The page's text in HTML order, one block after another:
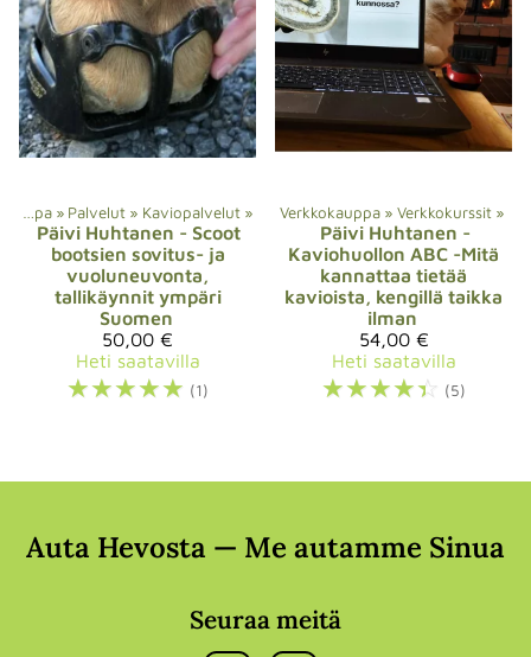
‪» Palvelut ‪» Kaviopalvelut ‪»
Päivi Huhtanen - Scoot
bootsien sovitus- ja
vuoluneuvonta,
tallikäynnit ympäri
Suomen
50,00 €
Heti saatavilla
☆☆☆☆☆ (1)
Verkkokauppa ‪» Verkkokurssit ‪»
Päivi Huhtanen -
Kaviohuollon ABC -Mitä
kannattaa tietää
kavioista, kengillä taikka
ilman
54,00 €
Heti saatavilla
☆☆☆☆☆ (5)
Auta Hevosta — Me autamme Sinua
Seuraa meitä